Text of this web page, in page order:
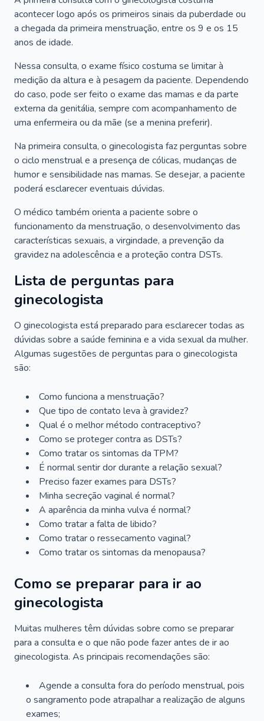
acontecer logo após os primeiros sinais da puberdade ou
a chegada da primeira menstruação, entre os 9 e os 15
anos de idade.
Nessa consulta, o exame físico costuma se limitar à
medição da altura e à pesagem da paciente. Dependendo
do caso, pode ser feito o exame das mamas e da parte
externa da genitália, sempre com acompanhamento de
uma enfermeira ou da mãe (se a menina preferir).
Na primeira consulta, o ginecologista faz perguntas sobre
o ciclo menstrual e a presença de cólicas, mudanças de
humor e sensibilidade nas mamas. Se desejar, a paciente
poderá esclarecer eventuais dúvidas.
O médico também orienta a paciente sobre o
funcionamento da menstruação, o desenvolvimento das
características sexuais, a virgindade, a prevenção da
gravidez na adolescência e a proteção contra DSTs.
Lista de perguntas para
ginecologista
O ginecologista está preparado para esclarecer todas as
dúvidas sobre a saúde feminina e a vida sexual da mulher.
Algumas sugestões de perguntas para o ginecologista
são:
Como funciona a menstruação?
Que tipo de contato leva à gravidez?
Qual é o melhor método contraceptivo?
Como se proteger contra as DSTs?
Como tratar os sintomas da TPM?
É normal sentir dor durante a relação sexual?
Preciso fazer exames para DSTs?
Minha secreção vaginal é normal?
A aparência da minha vulva é normal?
Como tratar a falta de libido?
Como tratar o ressecamento vaginal?
Como tratar os sintomas da menopausa?
Como se preparar para ir ao
ginecologista
Muitas mulheres têm dúvidas sobre como se preparar
para a consulta e o que não pode fazer antes de ir ao
ginecologista. As principais recomendações são:
Agende a consulta fora do período menstrual, pois
o sangramento pode atrapalhar a realização de alguns
exames;